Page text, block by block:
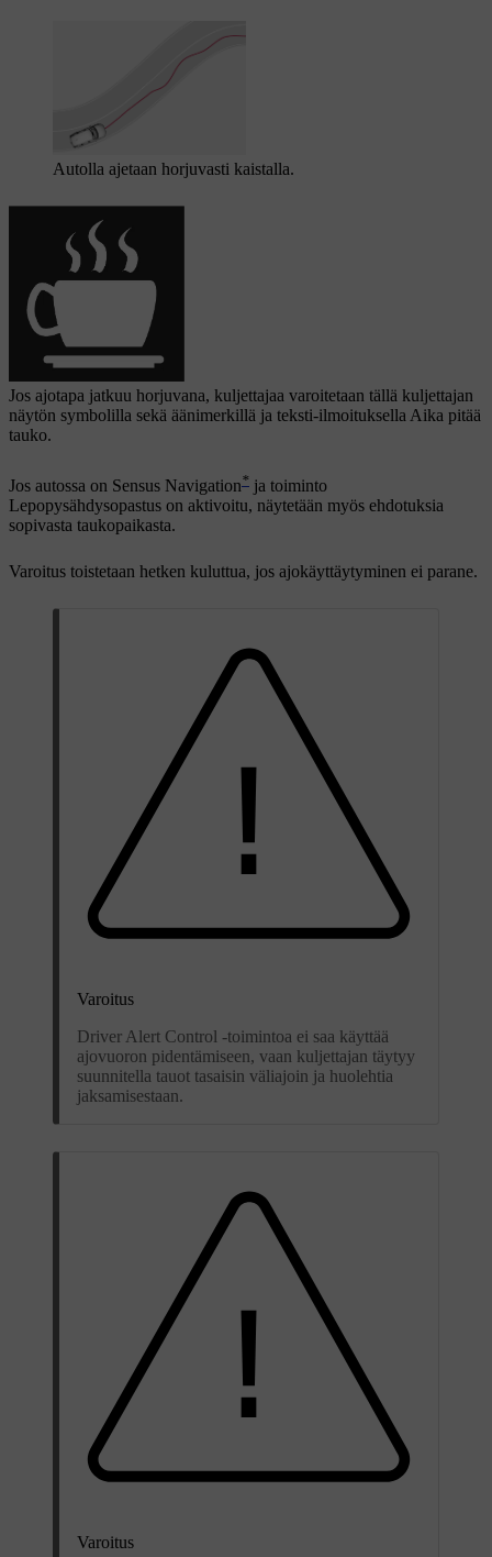
Autolla ajetaan horjuvasti kaistalla.
Jos ajotapa jatkuu horjuvana, kuljettajaa varoitetaan tällä kuljettajan
näytön symbolilla sekä äänimerkillä ja teksti-ilmoituksella Aika pitää
tauko.
Jos autossa on Sensus Navigation* ja toiminto
Lepopysähdysopastus on aktivoitu, näytetään myös ehdotuksia
sopivasta taukopaikasta.
Varoitus toistetaan hetken kuluttua, jos ajokäyttäytyminen ei parane.
Varoitus
Driver Alert Control -toimintoa ei saa käyttää
ajovuoron pidentämiseen, vaan kuljettajan täytyy
suunnitella tauot tasaisin väliajoin ja huolehtia
jaksamisestaan.
Varoitus